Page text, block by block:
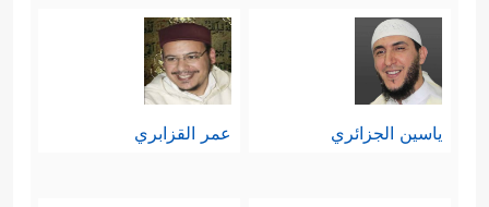
ياسين الجزائري عمر القزابري